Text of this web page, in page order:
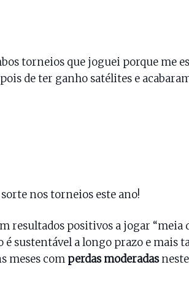
torneios que joguei porque me
de ter ganho satélites e
nos torneios este ano!
resultados positivos a jogar “meia
é sustentável a longo prazo e mais
meses com perdas moderadasneste